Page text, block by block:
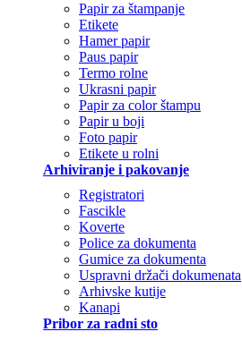
Papir za štampanje
Etikete
Hamer papir
Paus papir
Termo rolne
Ukrasni papir
Papir za color štampu
Papir u boji
Foto papir
Etikete u rolni
Arhiviranje i pakovanje
Registratori
Fascikle
Koverte
Police za dokumenta
Gumice za dokumenta
Uspravni držači dokumenata
Arhivske kutije
Kanapi
Pribor za radni sto